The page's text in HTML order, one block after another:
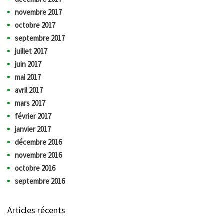
novembre 2017
octobre 2017
septembre 2017
juillet 2017
juin 2017
mai 2017
avril 2017
mars 2017
février 2017
janvier 2017
décembre 2016
novembre 2016
octobre 2016
septembre 2016
Articles récents